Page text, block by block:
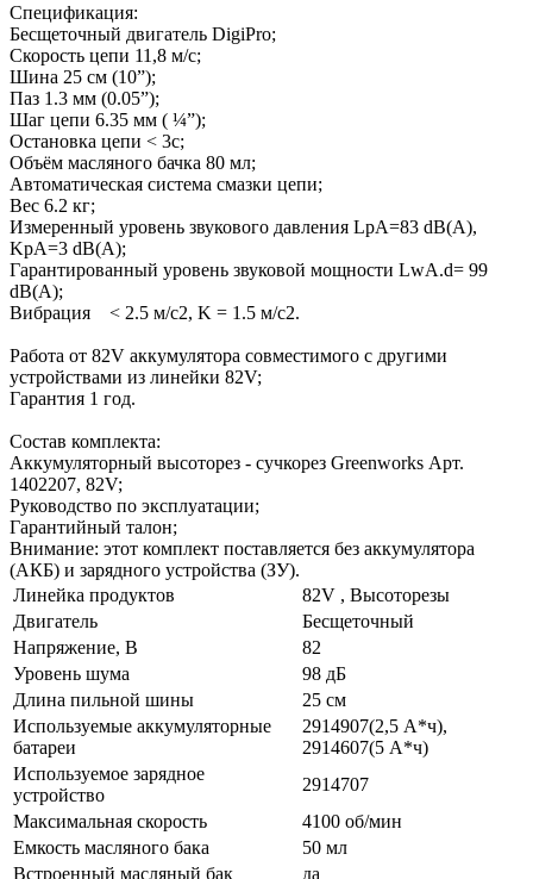
Спецификация:
Бесщеточный двигатель DigiPro;
Скорость цепи 11,8 м/с;
Шина 25 см (10”);
Паз 1.3 мм (0.05”);
Шаг цепи 6.35 мм ( ¼”);
Остановка цепи < 3c;
Объём масляного бачка 80 мл;
Автоматическая система смазки цепи;
Вес 6.2 кг;
Измеренный уровень звукового давления LpA=83 dB(A),
KpA=3 dB(A);
Гарантированный уровень звуковой мощности LwA.d= 99
dB(A);
Вибрация < 2.5 м/с2, K = 1.5 м/с2.
Работа от 82V аккумулятора совместимого с другими
устройствами из линейки 82V;
Гарантия 1 год.
Состав комплекта:
Аккумуляторный высоторез - сучкорез Greenworks Арт.
1402207, 82V;
Руководство по эксплуатации;
Гарантийный талон;
Внимание: этот комплект поставляется без аккумулятора
(АКБ) и зарядного устройства (ЗУ).
Линейка продуктов
82V , Высоторезы
Двигатель
Бесщеточный
Напряжение, В
82
Уровень шума
98 дБ
Длина пильной шины
25 см
Используемые аккумуляторные
батареи
2914907(2,5 А*ч),
2914607(5 А*ч)
Используемое зарядное
устройство
2914707
Максимальная скорость
4100 об/мин
Емкость масляного бака
50 мл
Встроенный масляный бак
да